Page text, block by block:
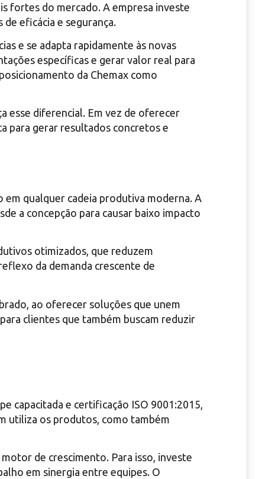
fortes do mercado. A empresa investe
eficácia e segurança.
e se adapta rapidamente às novas
específicas e gerar valor real para
da Chemax como
esse diferencial. Em vez de oferecer
para gerar resultados concretos e
qualquer cadeia produtiva moderna. A
a concepção para causar baixo impacto
otimizados, que reduzem
da demanda crescente de
ao oferecer soluções que unem
clientes que também buscam reduzir
capacitada e certificação ISO 9001:2015,
utiliza os produtos, como também
de crescimento. Para isso, investe
em sinergia entre equipes. O